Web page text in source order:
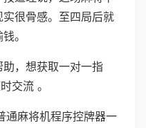
很骨感。至四局后就
。
，想获取一对一指
交流 。
通麻将机程序控牌器一